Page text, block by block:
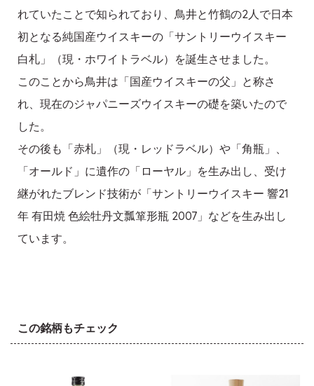
れていたことで知られており、鳥井と竹鶴の2人で日本
初となる純国産ウイスキーの「サントリーウイスキー
白札」（現・ホワイトラベル）を誕生させました。
このことから鳥井は「国産ウイスキーの父」と称さ
れ、現在のジャパニーズウイスキーの礎を築いたので
した。
その後も「赤札」（現・レッドラベル）や「角瓶」、
「オールド」に遺作の「ローヤル」を生み出し、受け
継がれたブレンド技術が「サントリーウイスキー 響21
年 有田焼 色絵牡丹文瓢箪形瓶 2007」などを生み出し
ています。
この銘柄もチェック